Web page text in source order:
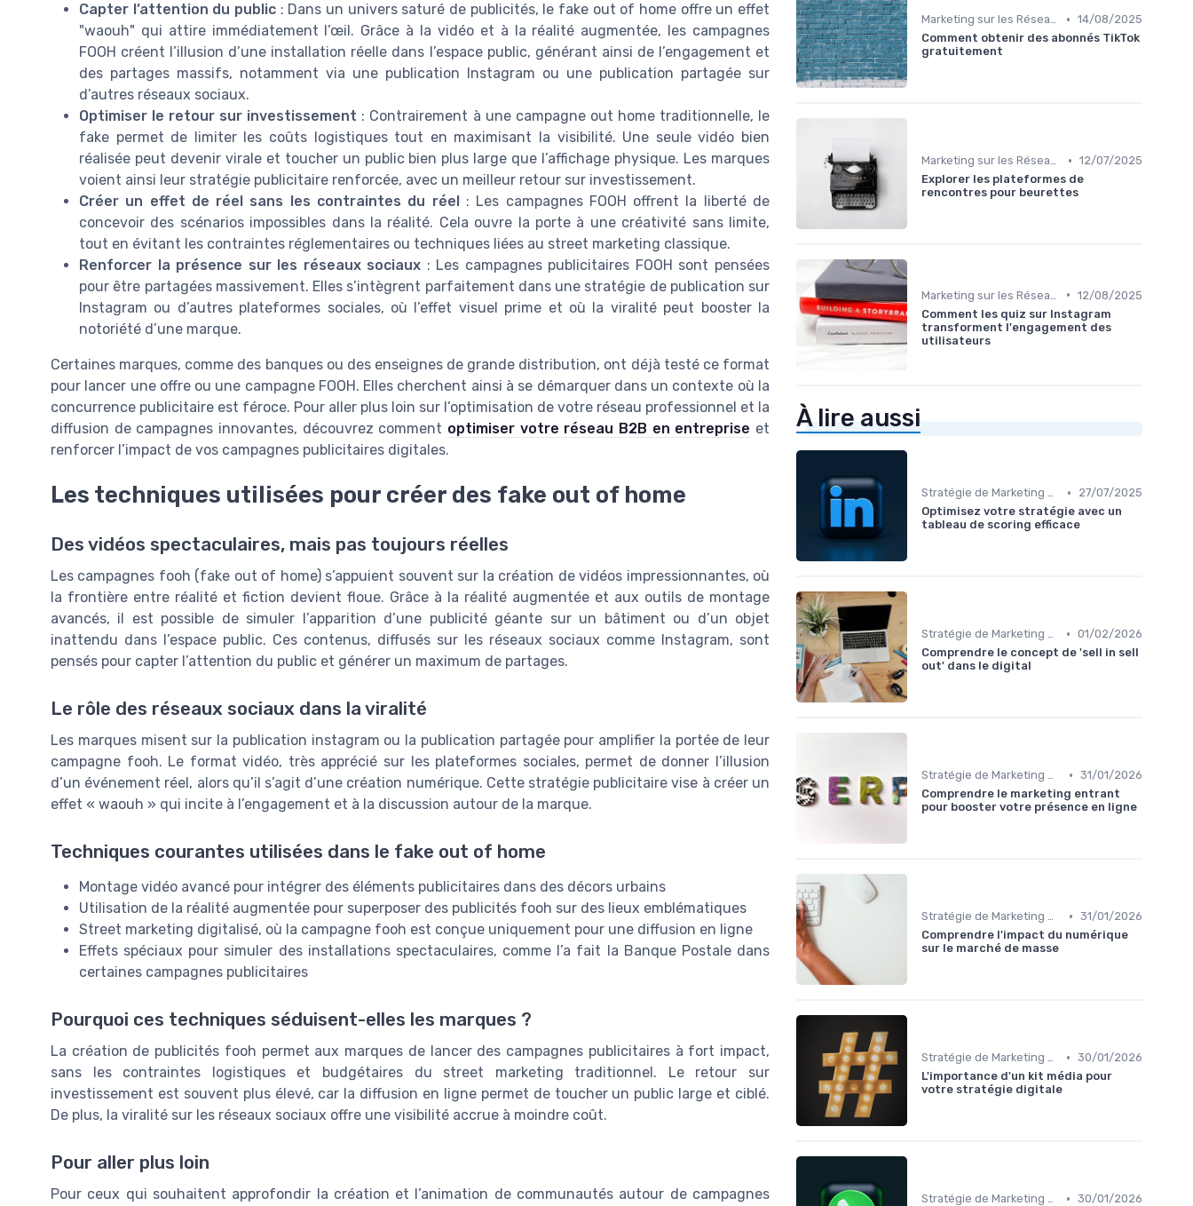
Capter l’attention du public : Dans un univers saturé de publicités, le fake out of home offre un effet
"waouh" qui attire immédiatement l’œil. Grâce à la vidéo et à la réalité augmentée, les campagnes
FOOH créent l’illusion d’une installation réelle dans l’espace public, générant ainsi de l’engagement et
des partages massifs, notamment via une publication Instagram ou une publication partagée sur
d’autres réseaux sociaux.
Optimiser le retour sur investissement : Contrairement à une campagne out home traditionnelle, le
fake permet de limiter les coûts logistiques tout en maximisant la visibilité. Une seule vidéo bien
réalisée peut devenir virale et toucher un public bien plus large que l’affichage physique. Les marques
voient ainsi leur stratégie publicitaire renforcée, avec un meilleur retour sur investissement.
Créer un effet de réel sans les contraintes du réel
: Les campagnes FOOH offrent la liberté de
concevoir des scénarios impossibles dans la réalité. Cela ouvre la porte à une créativité sans limite,
tout en évitant les contraintes réglementaires ou techniques liées au street marketing classique.
Renforcer la présence sur les réseaux sociaux : Les campagnes publicitaires FOOH sont pensées
pour être partagées massivement. Elles s’intègrent parfaitement dans une stratégie de publication sur
Instagram ou d’autres plateformes sociales, où l’effet visuel prime et où la viralité peut booster la
notoriété d’une marque.
Certaines marques, comme des banques ou des enseignes de grande distribution, ont déjà testé ce format
pour lancer une offre ou une campagne FOOH. Elles cherchent ainsi à se démarquer dans un contexte où la
concurrence publicitaire est féroce. Pour aller plus loin sur l’optimisation de votre réseau professionnel et la
diffusion de campagnes innovantes, découvrez comment optimiser votre réseau B2B en entreprise et
renforcer l’impact de vos campagnes publicitaires digitales.
Les techniques utilisées pour créer des fake out of home
Des vidéos spectaculaires, mais pas toujours réelles
Les campagnes fooh (fake out of home) s’appuient souvent sur la création de vidéos impressionnantes, où
la frontière entre réalité et fiction devient floue. Grâce à la réalité augmentée et aux outils de montage
avancés, il est possible de simuler l’apparition d’une publicité géante sur un bâtiment ou d’un objet
inattendu dans l’espace public. Ces contenus, diffusés sur les réseaux sociaux comme Instagram, sont
pensés pour capter l’attention du public et générer un maximum de partages.
Le rôle des réseaux sociaux dans la viralité
Les marques misent sur la publication instagram ou la publication partagée pour amplifier la portée de leur
campagne fooh. Le format vidéo, très apprécié sur les plateformes sociales, permet de donner l’illusion
d’un événement réel, alors qu’il s’agit d’une création numérique. Cette stratégie publicitaire vise à créer un
effet « waouh » qui incite à l’engagement et à la discussion autour de la marque.
Techniques courantes utilisées dans le fake out of home
Montage vidéo avancé pour intégrer des éléments publicitaires dans des décors urbains
Utilisation de la réalité augmentée pour superposer des publicités fooh sur des lieux emblématiques
Street marketing digitalisé, où la campagne fooh est conçue uniquement pour une diffusion en ligne
Effets spéciaux pour simuler des installations spectaculaires, comme l’a fait la Banque Postale dans
certaines campagnes publicitaires
Pourquoi ces techniques séduisent-elles les marques ?
La création de publicités fooh permet aux marques de lancer des campagnes publicitaires à fort impact,
sans les contraintes logistiques et budgétaires du street marketing traditionnel. Le retour sur
investissement est souvent plus élevé, car la diffusion en ligne permet de toucher un public large et ciblé.
De plus, la viralité sur les réseaux sociaux offre une visibilité accrue à moindre coût.
Pour aller plus loin
Pour ceux qui souhaitent approfondir la création et l’animation de communautés autour de campagnes
Marketing sur les Réseaux Sociaux • 14/08/2025
Comment obtenir des abonnés TikTok
gratuitement
Marketing sur les Réseaux Sociaux • 12/07/2025
Explorer les plateformes de
rencontres pour beurettes
• 12/08/2025
Comment les quiz sur Instagram
transforment l'engagement des
utilisateurs
À lire aussi
Stratégie de Marketing Digital •
27/07/2025
Optimisez votre stratégie avec un
tableau de scoring efficace
Stratégie de Marketing Digital • 01/02/2026
Comprendre le concept de 'sell in sell
out' dans le digital
Stratégie de Marketing Digital • 31/01/2026
Comprendre le marketing entrant
pour booster votre présence en ligne
Stratégie de Marketing Digital • 31/01/2026
Comprendre l'impact du numérique
sur le marché de masse
Stratégie de Marketing Digital • 30/01/2026
L'importance d'un kit média pour
votre stratégie digitale
Stratégie de Marketing Digital • 30/01/2026